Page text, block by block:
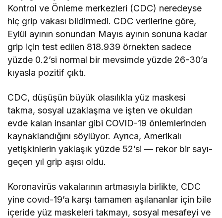
Kontrol ve Önleme merkezleri (CDC) neredeyse
hiç grip vakası bildirmedi. CDC verilerine göre,
Eylül ayının sonundan Mayıs ayının sonuna kadar
grip için test edilen 818.939 örnekten sadece
yüzde 0.2’si normal bir mevsimde yüzde 26-30’a
kıyasla pozitif çıktı.
CDC, düşüşün büyük olasılıkla yüz maskesi
takma, sosyal uzaklaşma ve işten ve okuldan
evde kalan insanlar gibi COVID-19 önlemlerinden
kaynaklandığını söylüyor. Ayrıca, Amerikalı
yetişkinlerin yaklaşık yüzde 52’si — rekor bir sayı-
geçen yıl grip aşısı oldu.
Koronavirüs vakalarının artmasıyla birlikte, CDC
yine covıd-19’a karşı tamamen aşılananlar için bile
içeride yüz maskeleri takmayı, sosyal mesafeyi ve